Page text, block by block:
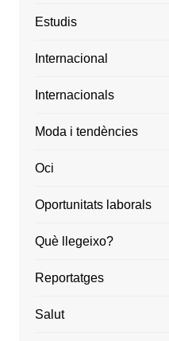
Estudis
Internacional
Internacionals
Moda i tendències
Oci
Oportunitats laborals
Què llegeixo?
Reportatges
Salut